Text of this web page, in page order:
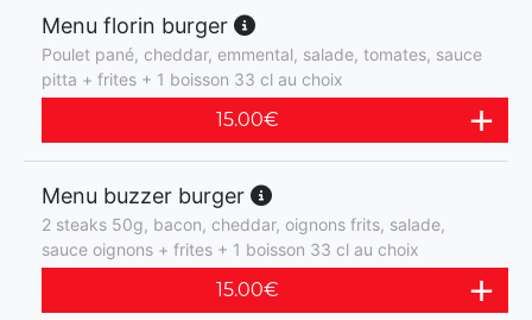
Menu florin burger
Poulet pané, cheddar, emmental, salade, tomates, sauce
pitta + frites + 1 boisson 33 cl au choix
15.00€
Menu buzzer burger
2 steaks 50g, bacon, cheddar, oignons frits, salade,
sauce oignons + frites + 1 boisson 33 cl au choix
15.00€